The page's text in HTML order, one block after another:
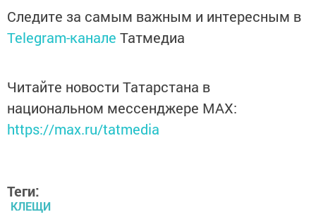
Следите за самым важным и интересным в
Telegram-канале Татмедиа
Читайте новости Татарстана в
национальном мессенджере MАХ:
https://max.ru/tatmedia
Теги:
КЛЕЩИ